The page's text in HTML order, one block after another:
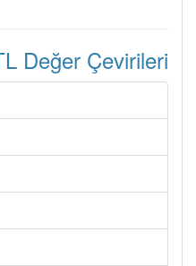
Değer Çevirileri